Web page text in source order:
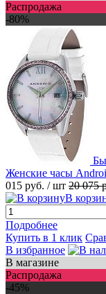
Распродажа
-80%
Женские часы
015 руб. / шт 20 075
В
Подробнее
Купить в 1 клик
В избранное
В магазине
Распродажа
-45%